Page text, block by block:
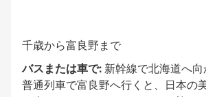
千歳から富良野まで
バスまたは車で: 新幹線で北海道へ
普通列車で富良野へ行くと、日本の